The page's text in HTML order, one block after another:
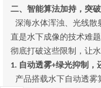
二、智能算法加持，突
深海水体浑浊、光线散
直是水下成像的技术难题
彻底打破这些限制，让
1. 自动透雾+绿光抑制，
产品搭载水下自动透雾